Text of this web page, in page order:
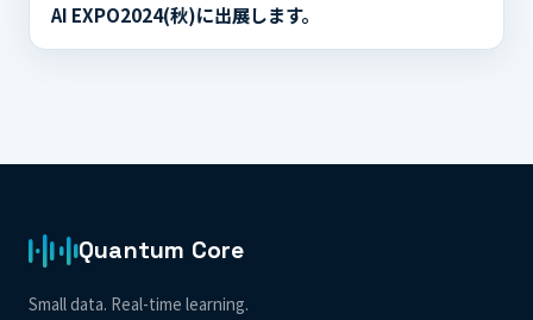
AI EXPO2024(秋)に出展します。
Quantum Core
Small data. Real-time learning.